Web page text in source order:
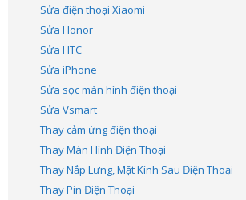
Sửa điện thoại Xiaomi
Sửa Honor
Sửa HTC
Sửa iPhone
Sửa sọc màn hình điện thoại
Sửa Vsmart
Thay cảm ứng điện thoại
Thay Màn Hình Điện Thoại
Thay Nắp Lưng, Mặt Kính Sau Điện Thoại
Thay Pin Điện Thoại